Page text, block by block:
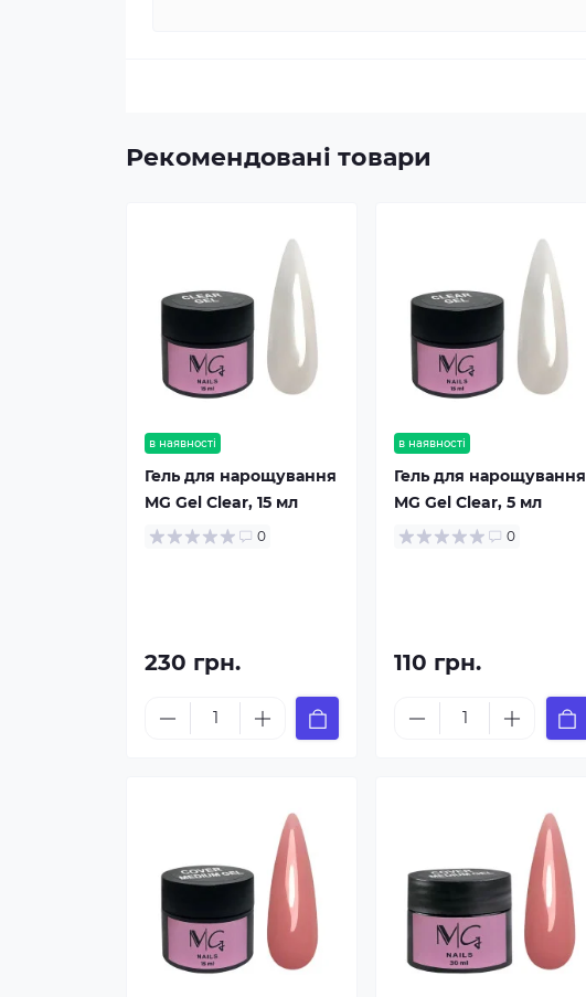
Рекомендовані товари
в наявності
Гель для нарощування
MG Gel Clear, 15 мл
0
230 грн.
в наявності
Гель для нарощування
MG Gel Clear, 5 мл
0
110 грн.